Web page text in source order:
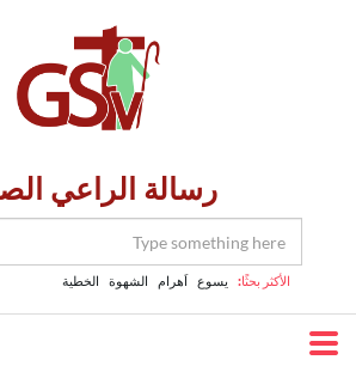
رسالة الراعي
الأكثر بحثًا: يسوع اَهرام الشهوة الخطية